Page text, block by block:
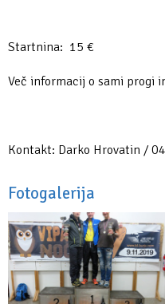
Startnina: 15 €
Več informacij o sami progi
Kontakt: Darko Hrovatin /
Fotogalerija